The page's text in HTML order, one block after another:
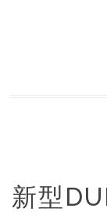
新型